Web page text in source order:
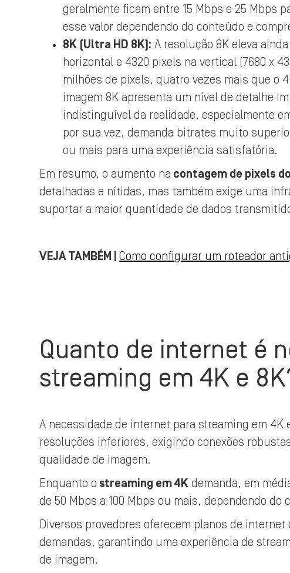
geralmente ficam entre 15 Mbps e 25 Mbps
esse valor dependendo do conteúdo e
8K (Ultra HD 8K): A resolução 8K eleva
horizontal e 4320 pixels na vertical (7680 x
milhões de pixels, quatro vezes mais que o
imagem 8K apresenta um nível de detalhe
indistinguível da realidade, especialmente
por sua vez, demanda bitrates muito
ou mais para uma experiência satisfatória.
Em resumo, o aumento na contagem de pixels
detalhadas e nítidas, mas também exige uma
suportar a maior quantidade de dados
VEJA TAMBÉM |Como configurar um roteador
Quanto de internet é
streaming em 4K e
A necessidade de internet para streaming em
resoluções inferiores, exigindo conexões
qualidade de imagem.
Enquanto o streaming em 4K demanda, em
de 50 Mbps a 100 Mbps ou mais, dependendo
Diversos provedores oferecem planos de
demandas, garantindo uma experiência de
de imagem.